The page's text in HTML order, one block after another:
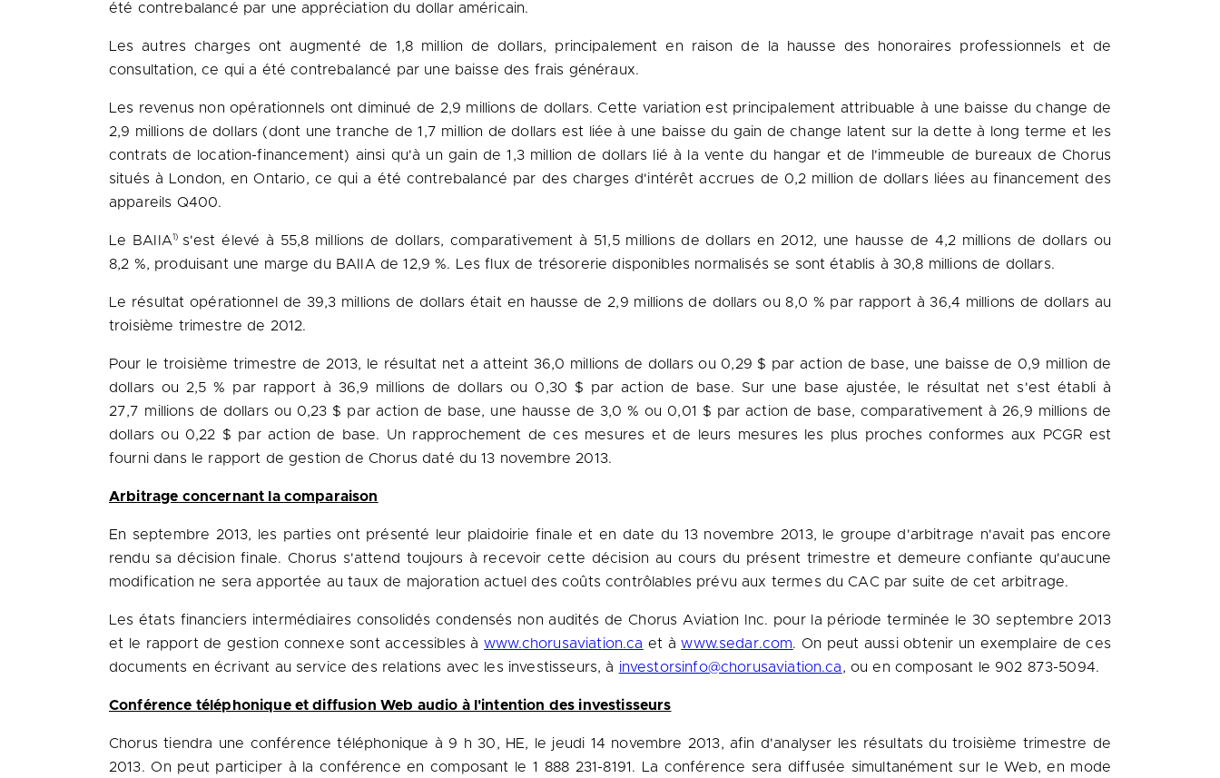
été contrebalancé par une appréciation du dollar américain.
Les autres charges ont augmenté de 1,8 million de dollars, principalement en raison de la hausse des honoraires professionnels et de
consultation, ce qui a été contrebalancé par une baisse des frais généraux.
Les revenus non opérationnels ont diminué de 2,9 millions de dollars. Cette variation est principalement attribuable à une baisse du change de
2,9 millions de dollars (dont une tranche de 1,7 million de dollars est liée à une baisse du gain de change latent sur la dette à long terme et les
contrats de location-financement) ainsi qu'à un gain de 1,3 million de dollars lié à la vente du hangar et de l'immeuble de bureaux de Chorus
situés à
London, enOntario, ce qui a été contrebalancé par des charges d'intérêt accrues de 0,2 million de dollars liées au financement des
appareils Q400.
Le BAIIA1) s'est élevé à 55,8 millions de dollars, comparativement à 51,5 millions de dollars en 2012, une hausse de 4,2 millions de dollars ou
8,2 %, produisant une marge du BAIIA de 12,9 %. Les flux de trésorerie disponibles normalisés se sont établis à 30,8 millions de dollars.
Le résultat opérationnel de 39,3 millions de dollars était en hausse de 2,9 millions de dollars ou 8,0 % par rapport à 36,4 millions de dollars au
troisième trimestre de 2012.
Pour le troisième trimestre de 2013, le résultat net a atteint 36,0 millions de dollars ou 0,29 $ par action de base, une baisse de 0,9 million de
dollars ou 2,5 % par rapport à 36,9 millions de dollars ou 0,30 $ par action de base. Sur une base ajustée, le résultat net s'est établi à
27,7 millions de dollars ou 0,23 $ par action de base, une hausse de 3,0 % ou 0,01 $ par action de base, comparativement à 26,9 millions de
dollars ou 0,22 $ par action de base. Un rapprochement de ces mesures et de leurs mesures les plus proches conformes aux PCGR est
fourni dans le rapport de gestion de Chorus daté du 13 novembre 2013.
Arbitrage concernant la comparaison
En septembre 2013, les parties ont présenté leur plaidoirie finale et en date du 13 novembre 2013, le groupe d'arbitrage n'avait pas encore
rendu sa décision finale. Chorus s'attend toujours à recevoir cette décision au cours du présent trimestre et demeure confiante qu'aucune
modification ne sera apportée au taux de majoration actuel des coûts contrôlables prévu aux termes du CAC par suite de cet arbitrage.
Les états financiers intermédiaires consolidés condensés non audités de Chorus Aviation Inc. pour la période terminée le 30 septembre 2013
et le rapport de gestion connexe sont accessibles àwww.chorusaviation.ca et àwww.sedar.com. On peut aussi obtenir un exemplaire de ces
documents en écrivant au service des relations avec les investisseurs, à investorsinfo@chorusaviation.ca, ou en composant le 902 873-5094.
Conférence téléphonique et diffusion Web audio à l'intention des investisseurs
Chorus tiendra une conférence téléphonique à 9 h 30, HE, le jeudi 14 novembre 2013, afin d'analyser les résultats du troisième trimestre de
2013. On peut participer à la conférence en composant le 1 888 231-8191. La conférence sera diffusée simultanément sur le Web, en mode